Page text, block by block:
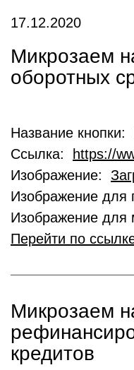
17.12.2020
Микрозаем
оборотных
Название
Ссылка:
https://
Изображение:
Изображение для
Изображение для
Перейти по
Микрозаем
кредитов